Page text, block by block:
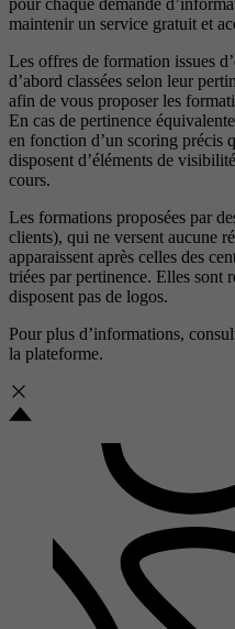
pour chaque demande
maintenir un service gratuit et
Les offres de formation issues
d’abord classées selon leur
afin de vous proposer les
En cas de pertinence
en fonction d’un scoring précis
disposent d’éléments de
cours.
Les formations proposées par
clients), qui ne versent aucune
apparaissent après celles des
triées par pertinence. Elles sont
disposent pas de logos.
Pour plus d’informations,
la plateforme.